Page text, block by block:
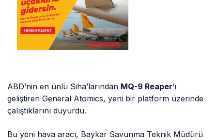
ABD’nin en ünlü Siha’larından MQ-9 Reaper‘ı
geliştiren General Atomics, yeni bir platform üzerinde
çalıştıklarını duyurdu.
Bu yeni hava aracı, Baykar Savunma Teknik Müdürü